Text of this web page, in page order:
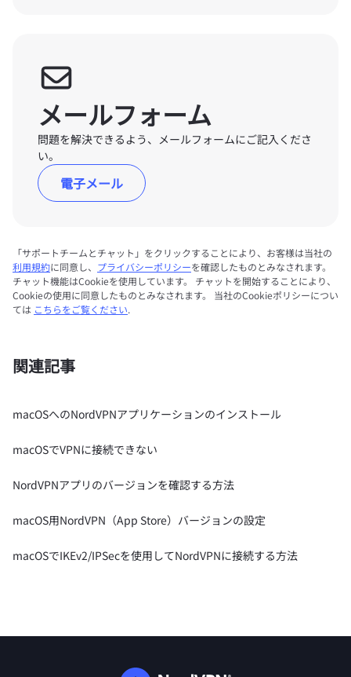
メールフォーム
問題を解決できるよう、メールフォームにご記入くださ
い。
電子メール
「サポートチームとチャット」をクリックすることにより、お客様は当社の
利用規約に同意し、 プライバシーポリシーを確認したものとみなされます。
チャット機能はCookieを使用しています。 チャットを開始することにより、
Cookieの使用に同意したものとみなされます。 当社のCookieポリシーについ
ては こちらをご覧ください.
関連記事
macOSへのNordVPNアプリケーションのインストール
macOSでVPNに接続できない
NordVPNアプリのバージョンを確認する方法
macOS用NordVPN（App Store）バージョンの設定
macOSでIKEv2/IPSecを使用してNordVPNに接続する方法